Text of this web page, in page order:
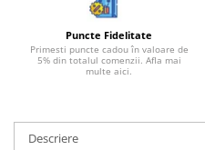
Bijuterii safir
Bijuterii sidef si abalone
Bijuterii smarald
Bijuterii spinel
Puncte Fidelitate
Primesti puncte cadou în valoare de
5% din totalul comenzii. Afla mai
multe aici.
Descriere